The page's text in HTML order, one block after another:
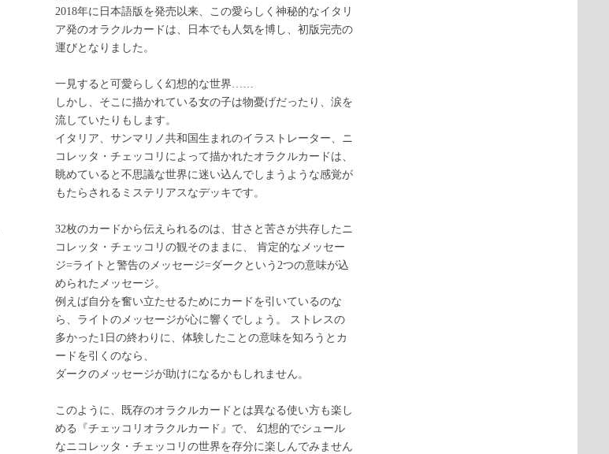
2018年に日本語版を発売以来、この愛らしく神秘的なイタリ
ア発のオラクルカードは、日本でも人気を博し、初版完売の
運びとなりました。
一見すると可愛らしく幻想的な世界……
しかし、そこに描かれている女の子は物憂げだったり、涙を
流していたりもします。
イタリア、サンマリノ共和国生まれのイラストレーター、ニ
コレッタ・チェッコリによって描かれたオラクルカードは、
眺めていると不思議な世界に迷い込んでしまうような感覚が
もたらされるミステリアスなデッキです。
32枚のカードから伝えられるのは、甘さと苦さが共存したニ
コレッタ・チェッコリの観そのままに、 肯定的なメッセー
ジ=ライトと警告のメッセージ=ダークという2つの意味が込
められたメッセージ。
例えば自分を奮い立たせるためにカードを引いているのな
ら、ライトのメッセージが心に響くでしょう。 ストレスの
多かった1日の終わりに、体験したことの意味を知ろうとカ
ードを引くのなら、
ダークのメッセージが助けになるかもしれません。
このように、既存のオラクルカードとは異なる使い方も楽し
める『チェッコリオラクルカード』で、 幻想的でシュール
なニコレッタ・チェッコリの世界を存分に楽しんでみません